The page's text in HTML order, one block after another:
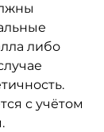
либо
с учётом